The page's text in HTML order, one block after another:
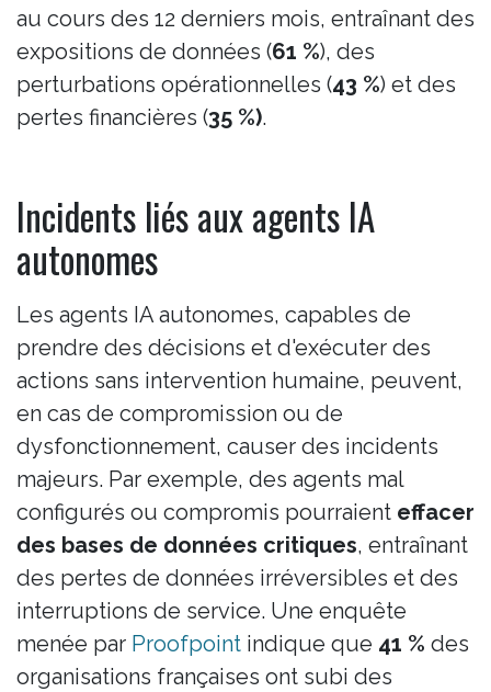
au cours des 12 derniers mois, entraînant des
expositions de données (61 %), des
perturbations opérationnelles (43 %) et des
pertes financières (35 %).
Incidents liés aux agents IA
autonomes
Les agents IA autonomes, capables de
prendre des décisions et d'exécuter des
actions sans intervention humaine, peuvent,
en cas de compromission ou de
dysfonctionnement, causer des incidents
majeurs. Par exemple, des agents mal
configurés ou compromis pourraient effacer
des bases de données critiques, entraînant
des pertes de données irréversibles et des
interruptions de service. Une enquête
menée par Proofpoint indique que 41 % des
organisations françaises ont subi des